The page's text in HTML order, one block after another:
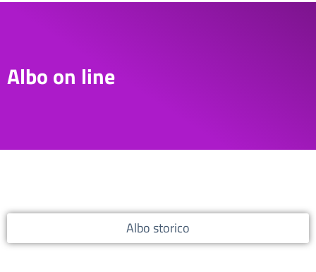
Albo on line
Albo storico